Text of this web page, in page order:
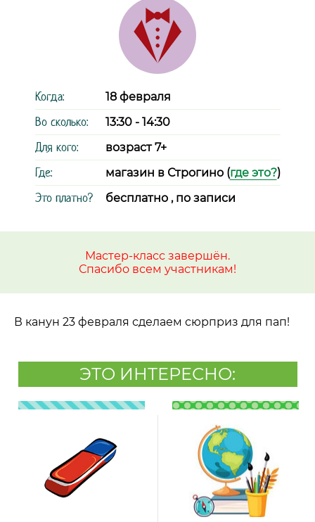
Когда: 18 февраля
Во сколько: 13:30 - 14:30
Для кого: возраст 7+
Где: магазин в Строгино (где это?)
Это платно? бесплатно , по записи
Мастер-класс завершён.
Спасибо всем участникам!
В канун 23 февраля сделаем сюрприз для пап!
ЭТО ИНТЕРЕСНО: